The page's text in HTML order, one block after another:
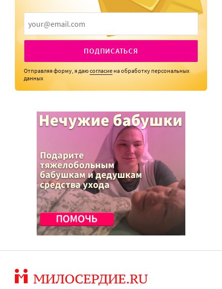
ПОДПИСАТЬСЯ
Отправляя форму, я даюсогласие на обработку персональных
данных